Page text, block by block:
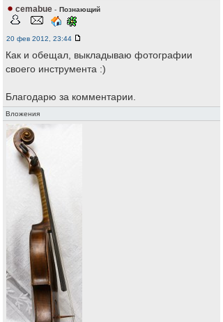
cemabue - Познающий
20 фев 2012, 23:44
Как и обещал, выкладываю фотографии
своего инструмента :)
Благодарю за комментарии.
Вложения